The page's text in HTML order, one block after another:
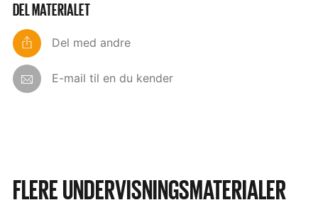
DEL MATERIALET
Del med andre
E-mail til en du kender
FLERE UNDERVISNINGSMATERIALER